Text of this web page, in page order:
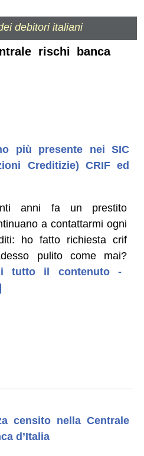
debitori italiani
rischi banca
più presente nei SIC
Creditizie) CRIF ed
anni fa un prestito
a contattarmi ogni
ho fatto richiesta crif
pulito come mai?
tutto il contenuto -
censito nella Centrale
d’Italia